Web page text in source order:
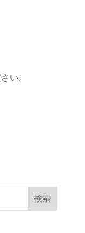
い。
検索